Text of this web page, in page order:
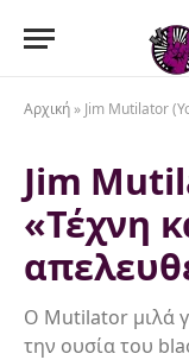
Αρχική » Jim Mutilator
Jim
«Τέχνη
Ο Mutilator μιλά
την ουσία του